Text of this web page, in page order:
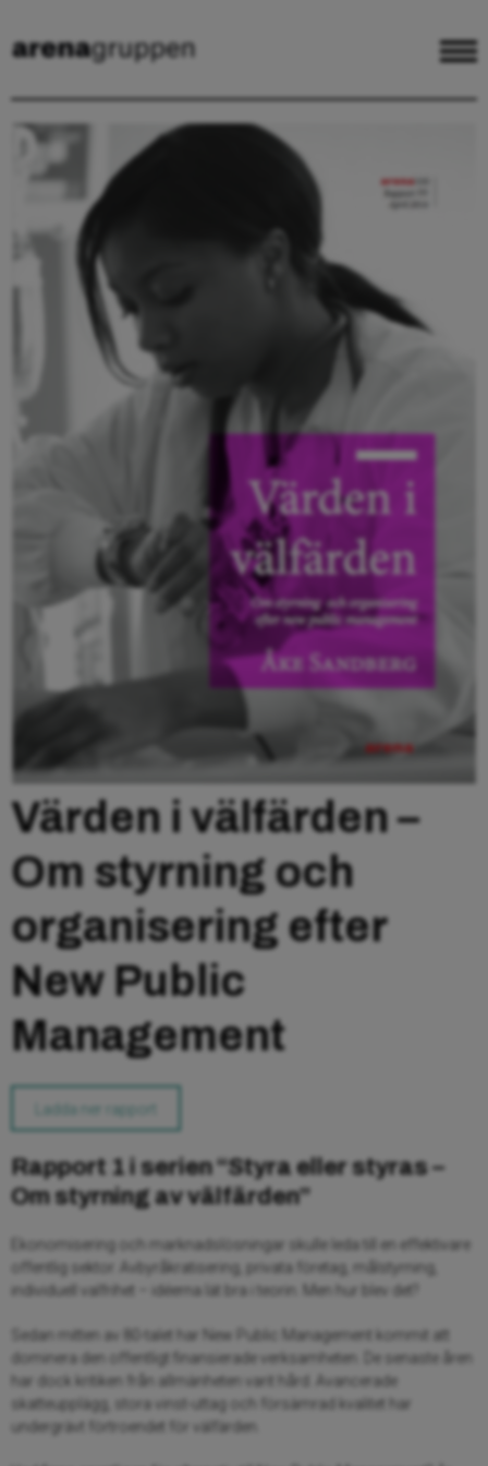
Värden i välfärden –
Om styrning och
organisering efter
New Public
Management
Ladda ner rapport
Rapport 1 i serien “Styra eller styras –
Om styrning av välfärden”
Ekonomisering och marknadslösningar skulle leda till en effektivare
offentlig sektor. Avbyråkratisering, privata företag, målstyrning,
individuell valfrihet – idéerna lät bra i teorin. Men hur blev det?
Sedan mitten av 80-talet har New Public Management kommit att
dominera den offentligt finansierade verksamheten. De senaste åren
har dock kritiken från allmänheten varit hård. Avancerade
skatteupplägg, stora vinst-uttag och försämrad kvalitet har
undergrävt förtroendet för välfärden.